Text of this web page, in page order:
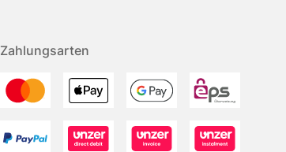
Zahlungsarten